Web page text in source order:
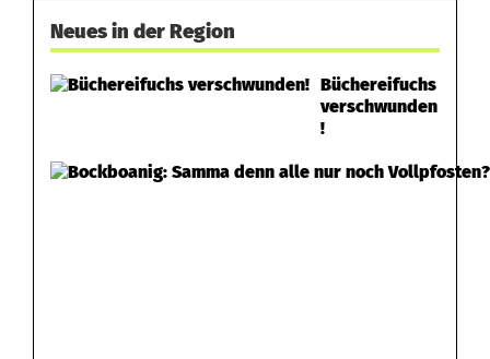
Neues in der Region
Büchereifuchs
verschwunden
!